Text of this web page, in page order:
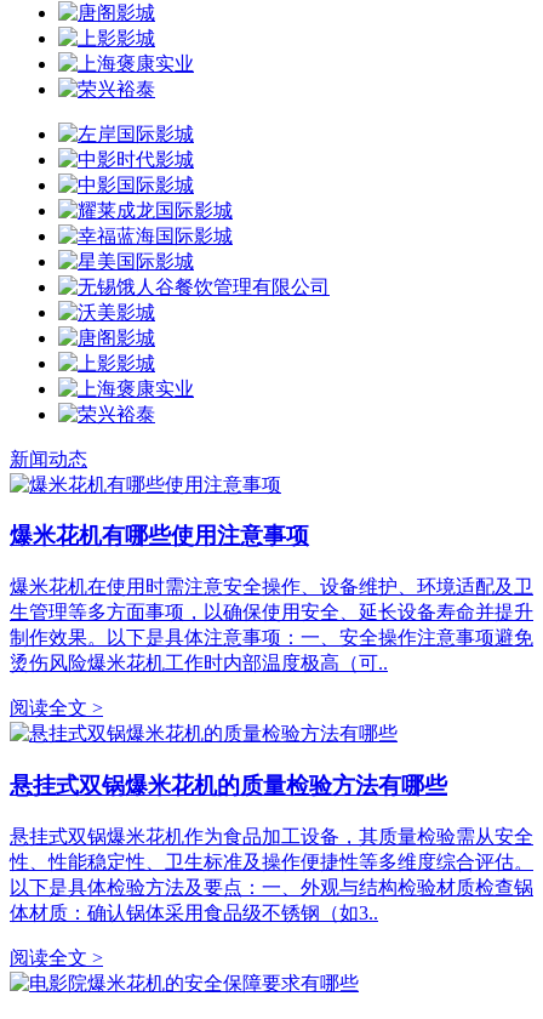
新闻动态
爆米花机有哪些使用注意事项
爆米花机在使用时需注意安全操作、设备维护、环境适配及卫
生管理等多方面事项，以确保使用安全、延长设备寿命并提升
制作效果。以下是具体注意事项：一、安全操作注意事项避免
烫伤风险爆米花机工作时内部温度极高（可..
阅读全文 >
悬挂式双锅爆米花机的质量检验方法有哪些
悬挂式双锅爆米花机作为食品加工设备，其质量检验需从安全
性、性能稳定性、卫生标准及操作便捷性等多维度综合评估。
以下是具体检验方法及要点：一、外观与结构检验材质检查锅
体材质：确认锅体采用食品级不锈钢（如3..
阅读全文 >